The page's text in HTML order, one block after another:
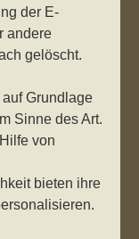
der E-
andere
gelöscht.
Grundlage
Sinne des Art.
von
bieten ihre